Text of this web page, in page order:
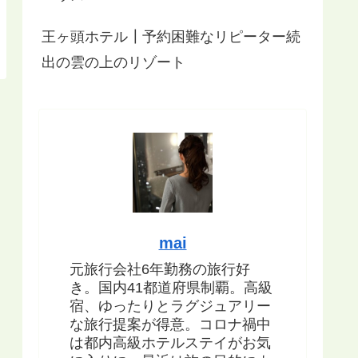
王ヶ頭ホテル┃予約困難なリピーター続
出の雲の上のリゾート
mai
元旅行会社6年勤務の旅行好
き。国内41都道府県制覇。高級
宿、ゆったりとラグジュアリー
な旅行提案が得意。コロナ禍中
は都内高級ホテルステイがお気